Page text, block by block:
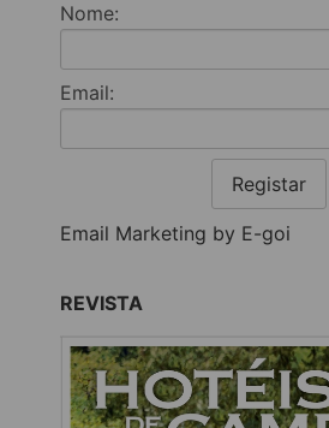
Nome:
Email:
Registar
Email Marketing by E-goi
REVISTA